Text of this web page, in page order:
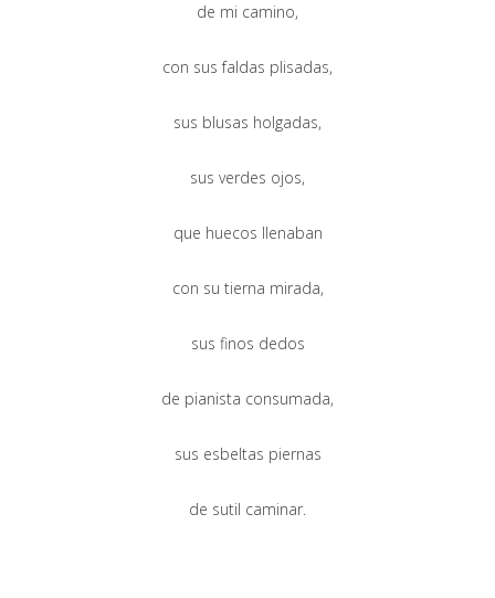
de mi camino,
con sus faldas plisadas,
sus blusas holgadas,
sus verdes ojos,
que huecos llenaban
con su tierna mirada,
sus finos dedos
de pianista consumada,
sus esbeltas piernas
de sutil caminar.